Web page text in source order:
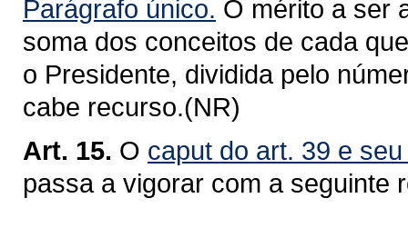
Parágrafo único. O mérito a ser
soma dos conceitos de cada
o Presidente, dividida pelo
cabe recurso.(NR)
Art. 15. O caput do art. 39 e
passa a vigorar com a seguinte